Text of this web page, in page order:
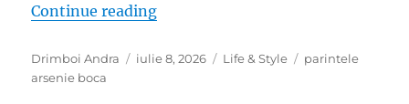
Continue reading„Arsenie Boca despre greseala
Author
Drimboi Andra
Posted
iulie 8, 2026 Categories
Life & Style Tags
parintele
arsenie boca